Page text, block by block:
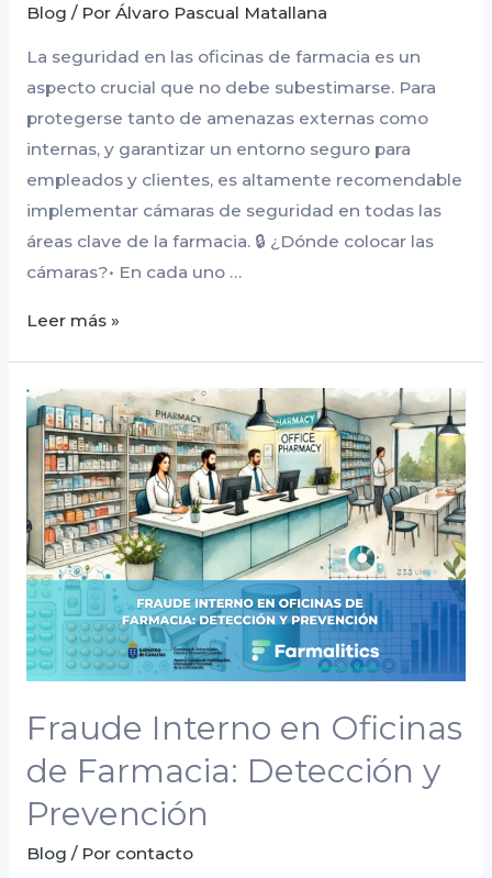
Blog / Por Álvaro Pascual Matallana
La seguridad en las oficinas de farmacia es un
aspecto crucial que no debe subestimarse. Para
protegerse tanto de amenazas externas como
internas, y garantizar un entorno seguro para
empleados y clientes, es altamente recomendable
implementar cámaras de seguridad en todas las
áreas clave de la farmacia. 🔒 ¿Dónde colocar las
cámaras?• En cada uno …
Leer más »
Fraude Interno en Oficinas
de Farmacia: Detección y
Prevención
Blog / Por contacto
Fraude
Interno
en
Oficinas
de
Farmacia:
Detección
y
Prevención